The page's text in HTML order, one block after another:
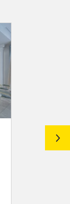
ID 61595
Цена